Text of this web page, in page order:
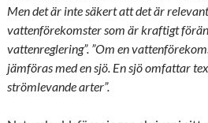
Men det är inte säkert att det är
vattenförekomster som är kraftigt
vattenreglering”. ”Om en
jämföras med en sjö. En sjö omfattar
strömlevande arter”.